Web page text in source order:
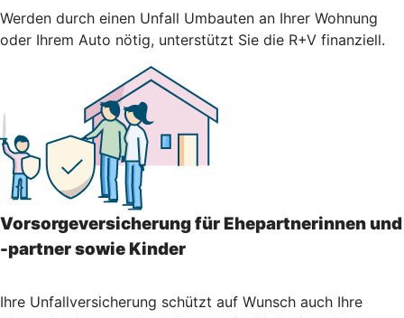
Werden durch einen Unfall Umbauten an Ihrer Wohnung
oder Ihrem Auto nötig, unterstützt Sie die R+V finanziell.
Vorsorgeversicherung für Ehepartnerinnen und
-partner sowie Kinder
Ihre Unfallversicherung schützt auf Wunsch auch Ihre